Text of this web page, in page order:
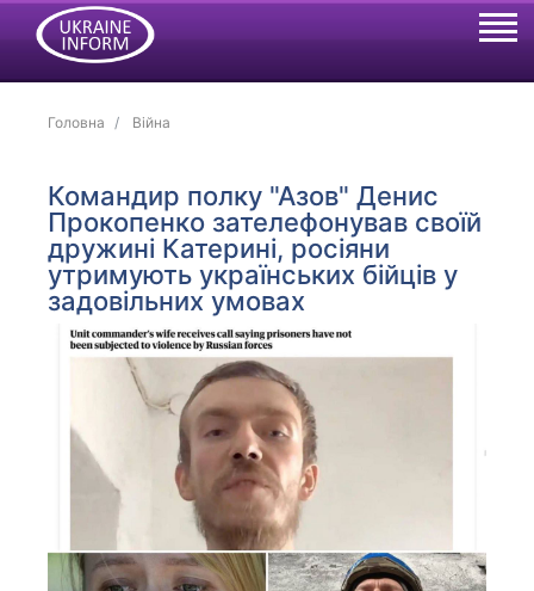
Головна Війна
Командир полку "Азов" Денис
Прокопенко зателефонував своїй
дружині Катерині, росіяни
утримують українських бійців у
задовільних умовах